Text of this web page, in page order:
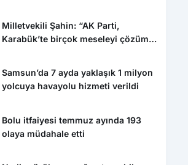
Milletvekili Şahin: “AK Parti,
Karabük’te birçok meseleyi çözüme
Samsun’da 7 ayda yaklaşık 1 milyon
yolcuya havayolu hizmeti verildi
Bolu itfaiyesi temmuz ayında 193
olaya müdahale etti